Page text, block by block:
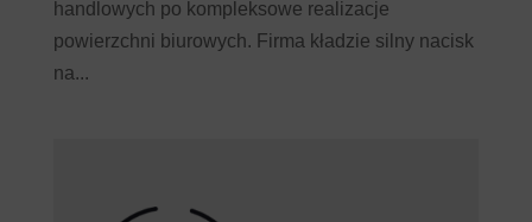
handlowych po kompleksowe realizacje
powierzchni biurowych. Firma kładzie silny nacisk
na...